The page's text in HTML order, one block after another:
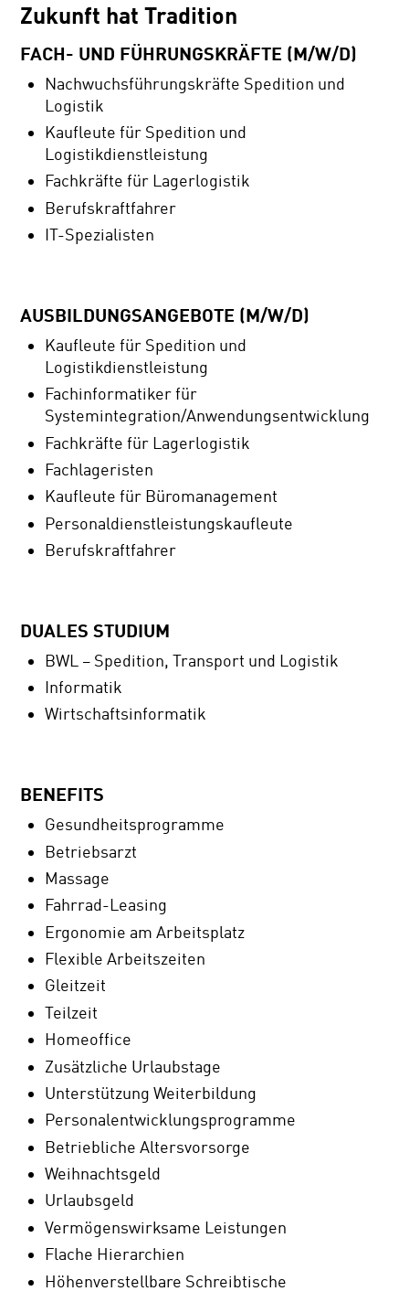
Zukunft hat Tradition
FACH- UND FÜHRUNGSKRÄFTE (M/W/D)
Nachwuchsführungskräfte Spedition und
Logistik
Kaufleute für Spedition und
Logistikdienstleistung
Fachkräfte für Lagerlogistik
Berufskraftfahrer
IT-Spezialisten
AUSBILDUNGSANGEBOTE (M/W/D)
Kaufleute für Spedition und
Logistikdienstleistung
Fachinformatiker für
Systemintegration/Anwendungsentwicklung
Fachkräfte für Lagerlogistik
Fachlageristen
Kaufleute für Büromanagement
Personaldienstleistungskaufleute
Berufskraftfahrer
DUALES STUDIUM
BWL – Spedition, Transport und Logistik
Informatik
Wirtschaftsinformatik
BENEFITS
Gesundheitsprogramme
Betriebsarzt
Massage
Fahrrad-Leasing
Ergonomie am Arbeitsplatz
Flexible Arbeitszeiten
Gleitzeit
Teilzeit
Homeoffice
Zusätzliche Urlaubstage
Unterstützung Weiterbildung
Personalentwicklungsprogramme
Betriebliche Altersvorsorge
Weihnachtsgeld
Urlaubsgeld
Vermögenswirksame Leistungen
Flache Hierarchien
Höhenverstellbare Schreibtische